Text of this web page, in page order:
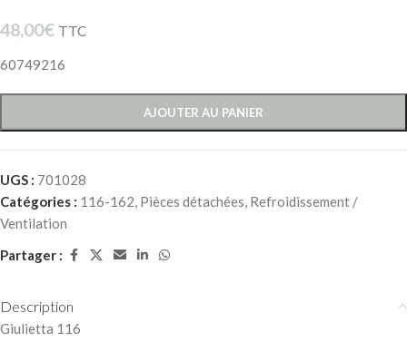
48,00€ TTC
60749216
AJOUTER AU PANIER
UGS : 701028
Catégories : 116-162, Pièces détachées, Refroidissement /
Ventilation
Partager :
Description
Giulietta 116